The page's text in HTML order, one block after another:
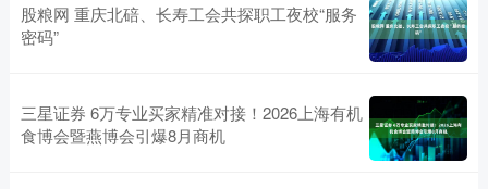
股粮网 重庆北碚、长寿工会共探职工夜校“服务
密码”
三星证券 6万专业买家精准对接！2026上海有机
食博会暨燕博会引爆8月商机